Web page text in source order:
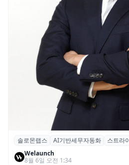
솔로몬랩스, 스트라이프
절세 전략 AI 에이전트 개
솔로몬랩스 AI기반세무자동화 스트라
Welaunch
8월 6일 오전 1:34